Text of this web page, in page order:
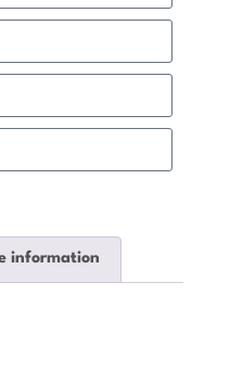
information